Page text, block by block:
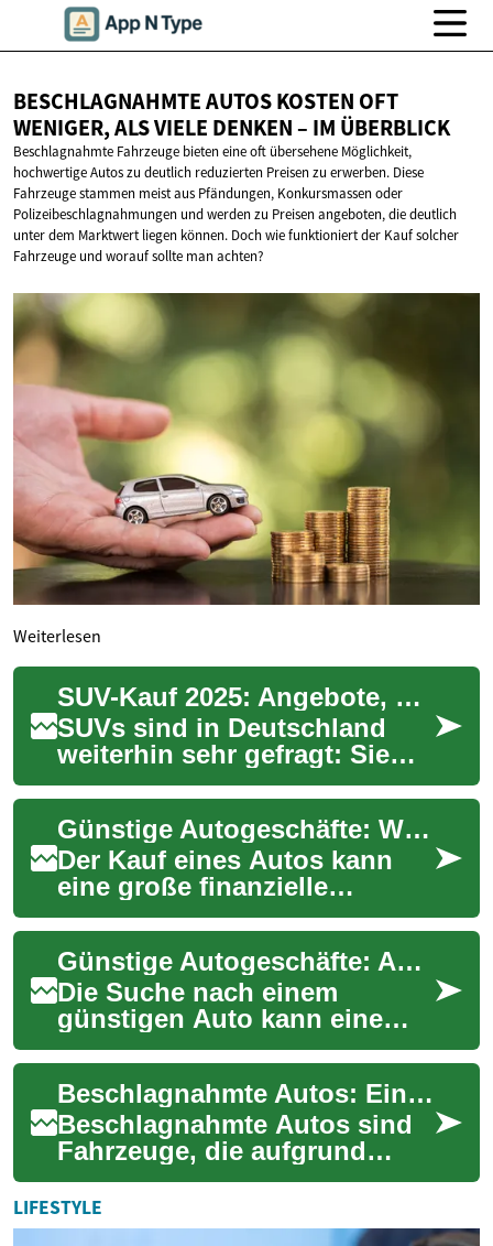
BESCHLAGNAHMTE AUTOS KOSTEN OFT
WENIGER, ALS VIELE DENKEN – IM ÜBERBLICK
Beschlagnahmte Fahrzeuge bieten eine oft übersehene Möglichkeit,
hochwertige Autos zu deutlich reduzierten Preisen zu erwerben. Diese
Fahrzeuge stammen meist aus Pfändungen, Konkursmassen oder
Polizeibeschlagnahmungen und werden zu Preisen angeboten, die deutlich
unter dem Marktwert liegen können. Doch wie funktioniert der Kauf solcher
Fahrzeuge und worauf sollte man achten?
Weiterlesen
SUV-Kauf 2025: Angebote, Kosten, Trends und Tipps
SUVs sind in Deutschland
weiterhin sehr gefragt: Sie
vereinen Pkw-Komfort mit
robuster Geländetauglichkeit
und bieten...
Günstige Autogeschäfte: Wie Sie das beste Angebot finden
Der Kauf eines Autos kann
eine große finanzielle
Investition sein. Viele
Menschen suchen daher nach
günstigen Autoges...
Günstige Autogeschäfte: Auktionen und beschlagnahmte Fahrzeuge
Die Suche nach einem
günstigen Auto kann eine
Herausforderung sein,
besonders wenn man ein
qualitativ hochwertiges Fa...Beschlagnahmte Autos: Eine umfassende Einführung in den Markt
Beschlagnahmte Autos sind
Fahrzeuge, die aufgrund
verschiedener Gründe von
Behörden oder
Finanzinstituten eingezogen
LIFESTYLE